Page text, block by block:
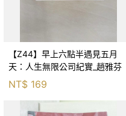
【Z44】早上六點半遇見五月
天：人生無限公司紀實_趙雅芬
NT$ 169